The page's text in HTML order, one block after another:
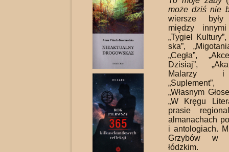
może dziś nie
wiersze były
między
„Tygiel
ska”,
„Ce­gła”,
Dzisiaj”,
Malarzy i
„Suplement”,
„Własnym
„W Kręgu
pra­sie
almana­chach
i antolo­giach.
Grzybów w
łódzkim.